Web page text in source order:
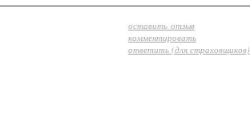
оставить отзыв
комментировать
ответить (для страховщиков)